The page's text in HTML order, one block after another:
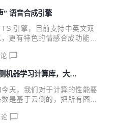
” 语音合成引擎
引擎，目前支持中英文双
更有特色的情感合成功能，
机器学习计算库，大幅
天，我们对于计算的性能要
是基于云侧的，把所有图
依靠云侧的计算已经显现了